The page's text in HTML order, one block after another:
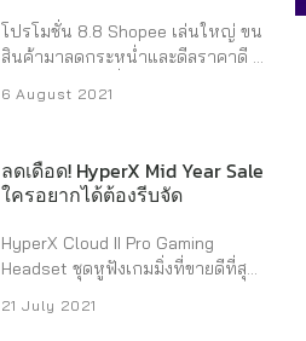
โปรโมชั่น 8.8 Shopee เล่นใหญ่ ขน
สินค้ามาลดกระหน่ำและดีลราคาดี ๆ
% พร้อมแจกโค้ดตลอดทั้งวัน เริ่ม
แบบนี้จะพลาดได้ไง คลิ๊ก! ดูดีลสุด
พิเศษ
https://shp.ee/rcqrn5g
ส่องไอเท็มเด็ด เก็บส่วนลดจากร้านค้า
https://shp.ee/m9femgg
Commart คัดสินค้าจากแบรนด์ดังมา
ให้แล้ว จะได้ไม่เสียเวลาหา Acer
Nitro 5 i7-11800H/RAM 8GB/SSD
6 August 2021
ลดเดือด! HyperX Mid Year Sale
ใครอยากได้ต้องรีบจัด
HyperX Cloud II Pro Gaming
Headset ชุดหูฟังเกมมิ่งที่ขายดีที่สุด
ล และ แดง ลดราคาแรงเหลือแค่
21 July 2021